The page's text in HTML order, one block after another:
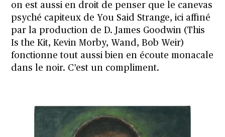
on est aussi en droit de penser que le canevas
psyché capiteux de You Said Strange, ici affiné
par la production de D. James Goodwin (This
Is the Kit, Kevin Morby, Wand, Bob Weir)
fonctionne tout aussi bien en écoute monacale
dans le noir. C’est un compliment.